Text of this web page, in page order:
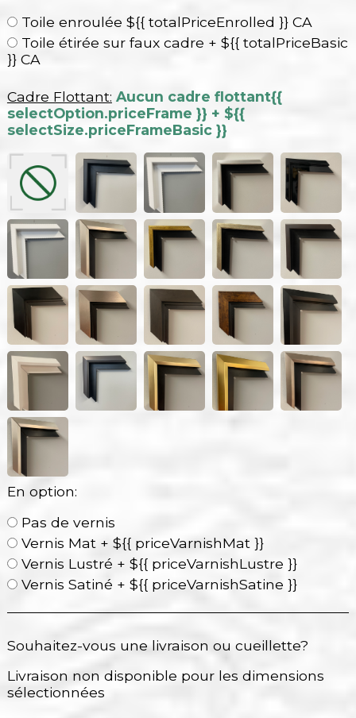
Toile enroulée ${{ totalPriceEnrolled }} CA
Toile étirée sur faux cadre + ${{ totalPriceBasic
}} CA
Cadre Flottant: Aucun cadre flottant{{
selectOption.priceFrame }} + ${{
selectSize.priceFrameBasic }}
En option:
Pas de vernis
Vernis Mat + ${{ priceVarnishMat }}
Vernis Lustré + ${{ priceVarnishLustre }}
Vernis Satiné + ${{ priceVarnishSatine }}
Souhaitez-vous une livraison ou cueillette?
Livraison non disponible pour les dimensions
sélectionnées